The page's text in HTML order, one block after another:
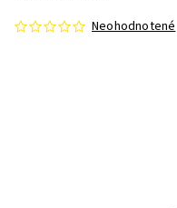
Neohodnotené